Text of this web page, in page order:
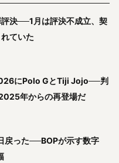
決──1月は評決不成立、契
ていた
にPolo GとTiji Jojo──判
年からの再登場だ
戻った──BOPが示す数字